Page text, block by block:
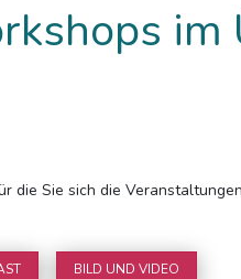
im
die Sie sich die
BILD UND VIDEO